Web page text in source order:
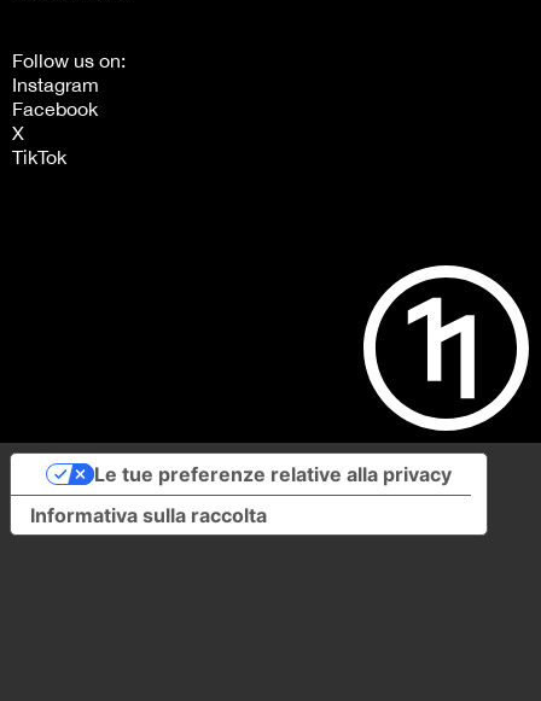
Follow us on:
Instagram
Facebook
X
TikTok
Informativa sulla raccolta
Le tue preferenze relative alla privacy